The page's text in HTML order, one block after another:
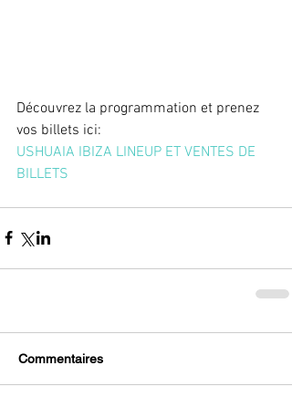
Découvrez la programmation et prenez
vos billets ici:
USHUAIA IBIZA LINEUP ET VENTES DE
BILLETS
Commentaires